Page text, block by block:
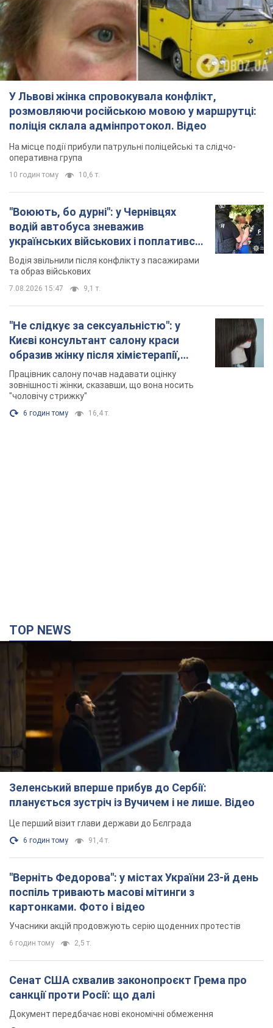
У Львові жінка спровокувала конфлікт,
розмовляючи російською мовою у маршрутці:
поліція склала адмінпротокол. Відео
На місце події прибули патрульні поліцейські та слідчо-
оперативна група
10 годин тому 10,6 т.
"Воюють, бо дурні": у Чернівцях
водій автобуса зневажив
українських військових і поплатився.
Відео
Водія звільнили після конфлікту з пасажирами
та образ військових
7.08.2026 15:47 9,1 т.
"Не слідкує за сексуальністю": у
Києві консультант салону краси
образив жінку після хімієтерапії,
розгорівся скандал. Фото
Працівник салону почав надавати оцінку
зовнішності жінки, сказавши, що вона носить
"чоловічу стрижку"
6 годин тому 16,4 т.
TOP NEWS
Зеленський вперше прибув до Сербії:
планується зустріч із Вучичем і не лише. Відео
Це перший візит глави держави до Бєлграда
6 годин тому 91,4 т.
"Верніть Федорова": у містах України 23-й день
поспіль тривають масові мітинги з
картонками. Фото і відео
Учасники акцій продовжують серію щоденних протестів
6 годин тому 2,5 т.
Сенат США схвалив законопроєкт Грема про
санкції проти Росії: що далі
Документ передбачає нові економічні обмеження